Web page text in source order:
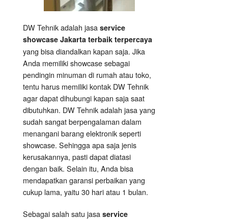
DW Tehnik adalah jasa service
showcase Jakarta terbaik terpercaya
yang bisa diandalkan kapan saja. Jika
Anda memiliki showcase sebagai
pendingin minuman di rumah atau toko,
tentu harus memiliki kontak DW Tehnik
agar dapat dihubungi kapan saja saat
dibutuhkan. DW Tehnik adalah jasa yang
sudah sangat berpengalaman dalam
menangani barang elektronik seperti
showcase. Sehingga apa saja jenis
kerusakannya, pasti dapat diatasi
dengan baik. Selain itu, Anda bisa
mendapatkan garansi perbaikan yang
cukup lama, yaitu 30 hari atau 1 bulan.
Sebagai salah satu jasa service